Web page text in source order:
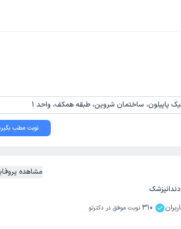
پاپیلون، ساختمان شروین، طبقه همکف، واحد 1
نوبت مطب
310 نوبت موفق در دکترتو
مشاهده